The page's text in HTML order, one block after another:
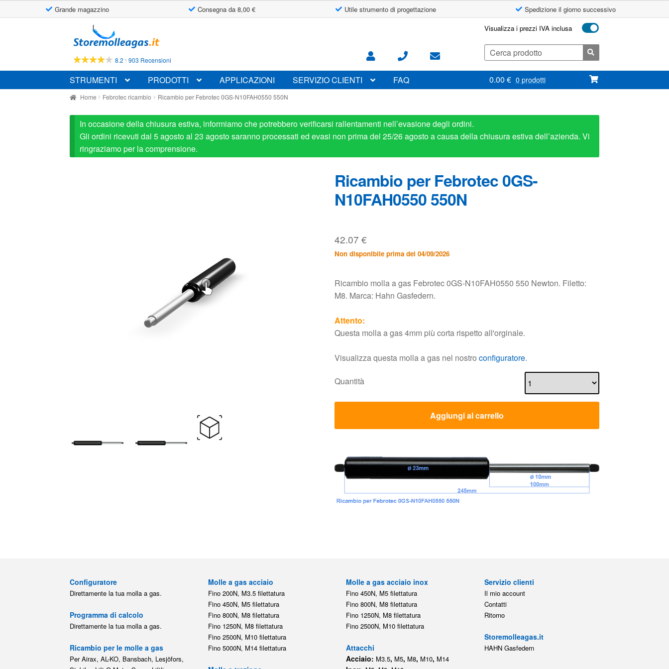
Grande magazzino Consegna da 8,00 € Utile strumento di progettazione Spedizione il giorno successivo
alla
navigazione
al
contenuto
8.2 -903 Recensioni
Visualizza i prezzi IVA inclusa
Cerca:
STRUMENTI PRODOTTI APPLICAZIONI SERVIZIO CLIENTI FAQ 0.00 € 0 prodotti
Home Febrotec ricambio Ricambio per Febrotec 0GS-N10FAH0550 550N
In occasione della chiusura estiva, informiamo che potrebbero verificarsi rallentamenti nell’evasione degli ordini.
Gli ordini ricevuti dal 5 agosto al 23 agosto saranno processati ed evasi non prima del 25/26 agosto a causa della chiusura estiva dell’azienda. Vi
ringraziamo per la comprensione.
Ricambio per Febrotec 0GS-
N10FAH0550 550N
42.07 €
Non disponibile prima del 04/09/2026
Ricambio molla a gas Febrotec 0GS-N10FAH0550 550 Newton. Filetto:
M8. Marca: Hahn Gasfedern.
Attento:
Questa molla a gas 4mm più corta rispetto all'orginale.
Visualizza questa molla a gas nel nostro configuratore.
Quantità
Aggiungi al carrello
Configuratore
Direttamente la tua molla a gas.
Programma di calcolo
Direttamente la tua molla a gas.
Ricambio per le molle a gas
Per Airax, AL-KO, Bansbach, Lesjöfors,
Molle a gas acciaio
Fino 200N, M3.5 filettatura
Fino 450N, M5 filettatura
Fino 800N, M8 filettatura
Fino 1250N, M8 filettatura
Fino 2500N, M10 filettatura
Fino 5000N, M14 filettatura
Molle a gas acciaio inox
Fino 450N, M5 filettatura
Fino 800N, M8 filettatura
Fino 1250N, M8 filettatura
Fino 2500N, M10 filettatura
Attacchi
Acciaio: M3.5, M5, M8, M10, M14
Servizio clienti
Il mio account
Contatti
Ritorno
Storemolleagas.it
HAHN Gasfedern